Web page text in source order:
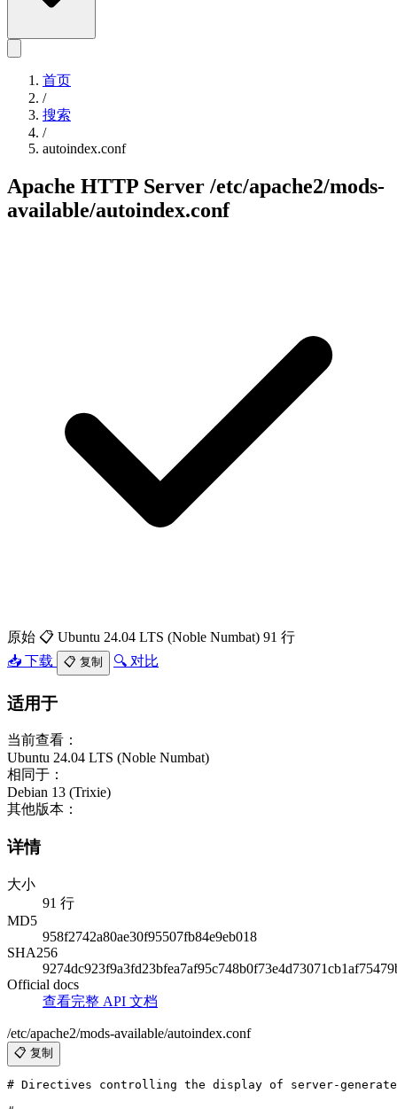
首页
/
搜索
/
autoindex.conf
Apache HTTP Server /etc/apache2/mods-
available/autoindex.conf
原始 📋 Ubuntu 24.04 LTS (Noble Numbat) 91 行
📥 下载
📋 复制 🔍 对比
适用于
当前查看：
Ubuntu 24.04 LTS (Noble Numbat)
相同于：
Debian 13 (Trixie)
其他版本：
详情
大小
91 行
MD5
958f2742a80ae30f95507fb84e9eb018
SHA256
Official docs
查看完整 API 文档
/etc/apache2/mods-available/autoindex.conf
📋 复制
# Directives controlling the display of server-